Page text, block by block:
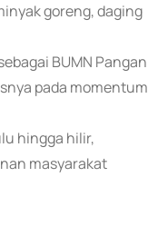
goreng, daging
BUMN Pangan
pada momentum
hingga hilir,
masyarakat